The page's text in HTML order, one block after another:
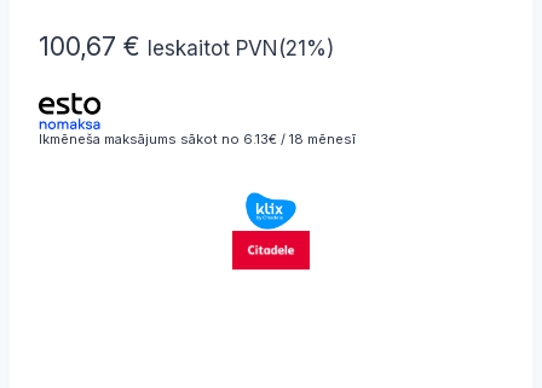
100,67 € Ieskaitot PVN(21%)
Ikmēneša maksājums sākot no 6.13€ / 18 mēnesī